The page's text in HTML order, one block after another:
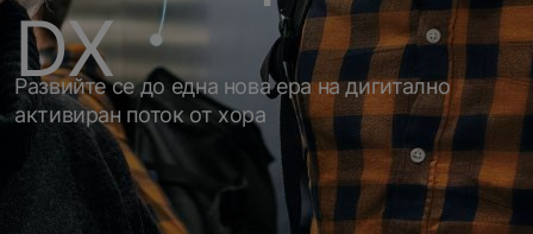
DX
Развийте се до една нова ера на дигитално
активиран поток от хора